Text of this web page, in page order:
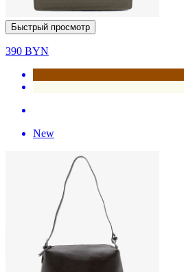
Быстрый просмотр
390 BYN
New